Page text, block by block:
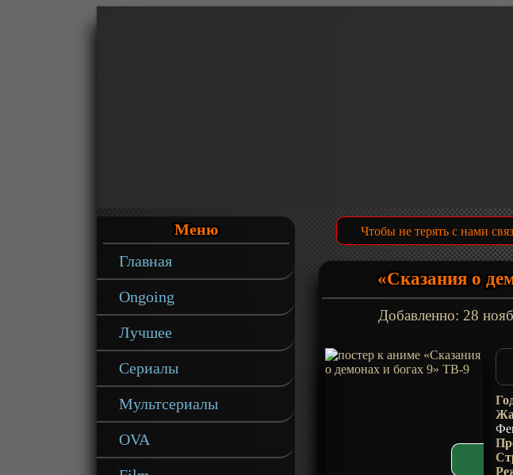
Меню
Главная
Ongoing
Лучшее
Сериалы
Мультсериалы
OVA
Чтобы не терять с нами
«Сказания о
Добавленно: 28